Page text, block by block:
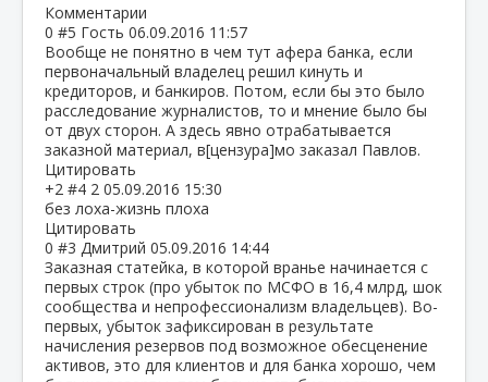
Комментарии
0 #5 Гость 06.09.2016 11:57
Вообще не понятно в чем тут афера банка, если
первоначальный владелец решил кинуть и
кредиторов, и банкиров. Потом, если бы это было
расследование журналистов, то и мнение было бы
от двух сторон. А здесь явно отрабатывается
заказной материал, в[цензура]мо заказал Павлов.
Цитировать
+2 #4 2 05.09.2016 15:30
без лоха-жизнь плоха
Цитировать
0 #3 Дмитрий 05.09.2016 14:44
Заказная статейка, в которой вранье начинается с
первых строк (про убыток по МСФО в 16,4 млрд, шок
сообщества и непрофессионализм владельцев). Во-
первых, убыток зафиксирован в результате
начисления резервов под возможное обесценение
активов, это для клиентов и для банка хорошо, чем